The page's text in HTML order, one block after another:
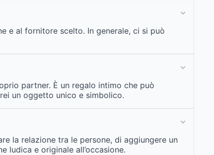
e al fornitore scelto. In generale, ci si può
partner. È un regalo intimo che può
un oggetto unico e simbolico.
la relazione tra le persone, di aggiungere un
ludica e originale all’occasione.